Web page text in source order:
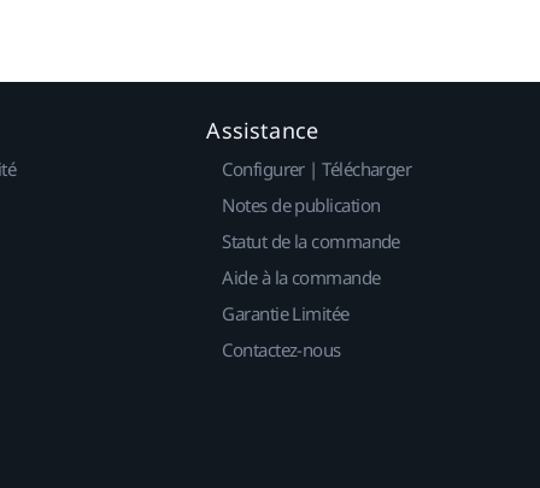
Assistance
Configurer | Télécharger
Notes de publication
Statut de la commande
Aide à la commande
Garantie Limitée
Contactez-nous